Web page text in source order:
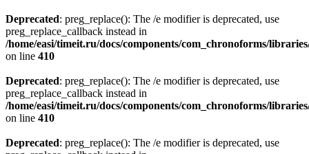
Deprecated: preg_replace(): The /e modifier is deprecated, use
preg_replace_callback instead in
/home/easi/timeit.ru/docs/components/com_chronoforms/
on line 410
Deprecated: preg_replace(): The /e modifier is deprecated, use
preg_replace_callback instead in
/home/easi/timeit.ru/docs/components/com_chronoforms/
on line 410
Deprecated: preg_replace(): The /e modifier is deprecated, use